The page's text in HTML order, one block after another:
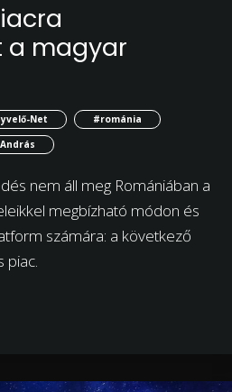
a magyar
Net
#románia
nem áll meg Romániában a
megbízható módon és
számára: a következő
piac.